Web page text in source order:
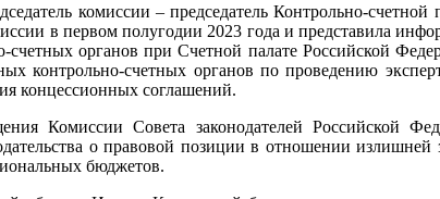
комиссии – председатель Контрольно-
в первом полугодии 2023 года и представила
счетных органов при Счетной палате Российской
контрольно-счетных органов по проведению
концессионных соглашений.
Комиссии Совета законодателей Российской
о правовой позиции в отношении
бюджетов.